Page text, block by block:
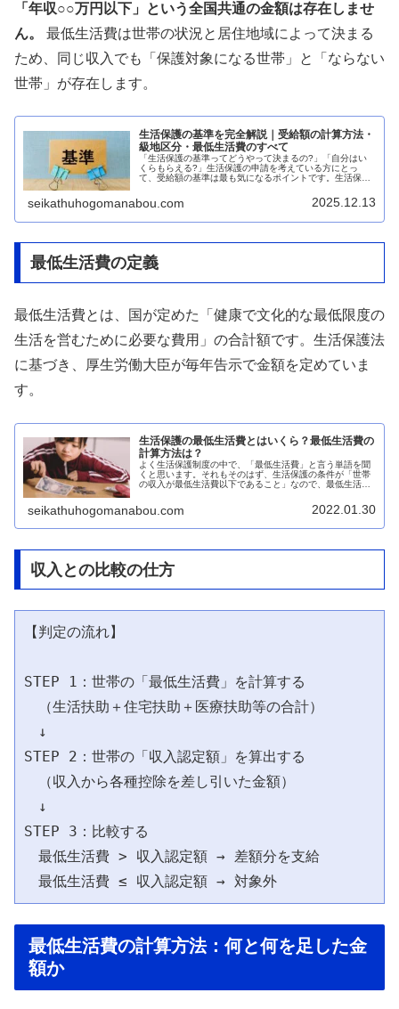
「年収○○万円以下」という全国共通の金額は存在しませ
ん。
最低生活費は世帯の状況と居住地域によって決まる
ため、同じ収入でも「保護対象になる世帯」と「ならない
世帯」が存在します。
生活保護の基準を完全解説｜受給額の計算方法・
級地区分・最低生活費のすべて
「生活保護の基準ってどうやって決まるの?」「自分はい
くらもらえる?」生活保護の申請を考えている方にとっ
て、受給額の基準は最も気になるポイントです。生活保護
seikathuhogomanabou.com 2025.12.13
最低生活費の定義
最低生活費とは、国が定めた「健康で文化的な最低限度の
生活を営むために必要な費用」の合計額です。生活保護法
に基づき、厚生労働大臣が毎年告示で金額を定めていま
す。
生活保護の最低生活費とはいくら？最低生活費の
計算方法は？
よく生活保護制度の中で、「最低生活費」と言う単語を聞
くと思います。それもそのはず、生活保護の条件が「世帯
の収入が最低生活費以下であること」なので、最低生活費
seikathuhogomanabou.com 2022.01.30
収入との比較の仕方
【判定の流れ】
STEP 1：世帯の「最低生活費」を計算する
（生活扶助＋住宅扶助＋医療扶助等の合計）
↓
STEP 2：世帯の「収入認定額」を算出する
（収入から各種控除を差し引いた金額）
↓
STEP 3：比較する
最低生活費 > 収入認定額 → 差額分を支給
最低生活費の計算方法：何と何を足した金
額か